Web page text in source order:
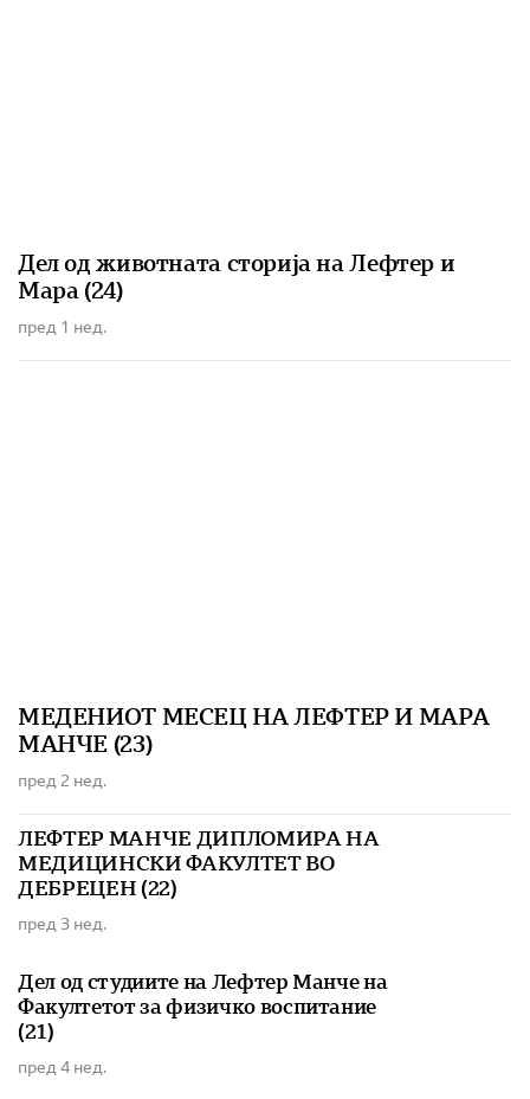
Дел од животната сторија на Лефтер и
Мара (24)
пред 1 нед.
МЕДЕНИОТ МЕСЕЦ НА ЛЕФТЕР И МАРА
МАНЧЕ (23)
пред 2 нед.
ЛЕФТЕР МАНЧЕ ДИПЛОМИРА НА
МЕДИЦИНСКИ ФАКУЛТЕТ ВО
ДЕБРЕЦЕН (22)
пред 3 нед.
Дел од студиите на Лефтер Манче на
Факултетот за физичко воспитание
(21)
пред 4 нед.